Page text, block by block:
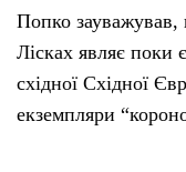
Попко зауважував,
Лісках являє поки
східної Східної
екземпляри